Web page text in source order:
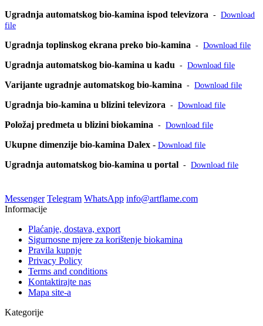
Ugradnja automatskog bio-kamina ispod televizora - Download
file
Ugradnja toplinskog ekrana preko bio-kamina - Download file
Ugradnja automatskog bio-kamina u kadu - Download file
Varijante ugradnje automatskog bio-kamina - Download file
Ugradnja bio-kamina u blizini televizora - Download file
Položaj predmeta u blizini biokamina - Download file
Ukupne dimenzije bio-kamina Dalex - Download file
Ugradnja automatskog bio-kamina u portal - Download file
Messenger Telegram WhatsApp info@artflame.com
Informacije
Plaćanje, dostava, export
Sigurnosne mjere za korištenje biokamina
Pravila kupnje
Privacy Policy
Terms and conditions
Kontaktirajte nas
Mapa site-a
Kategorije